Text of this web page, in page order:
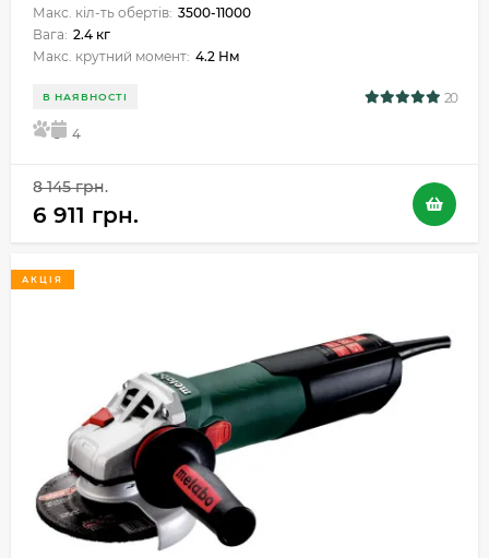
Макс. кіл-ть обертів: 3500-11000
Вага: 2.4 кг
Макс. крутний момент: 4.2 Нм
В НАЯВНОСТІ 20
5 4
8 145 грн.
6 911 грн.
АКЦІЯ